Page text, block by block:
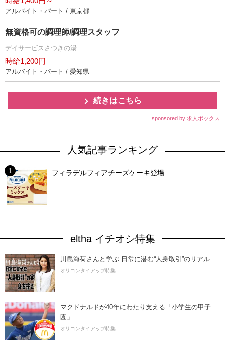
アルバイト・パート / 東京都
無資格可の調理師/調理スタッフ
デイサービスさつきの湯
時給1,200円
アルバイト・パート / 愛知県
続きはこちら
sponsored by 求人ボックス
人気記事ランキング
フィラデルフィアチーズケーキ登場
eltha イチオシ特集
川島海荷さんと学ぶ 日常に潜む“人身取引”のリアル
オリコンタイアップ特集
マクドナルドが40年にわたり支える「小学生の甲子
園」
オリコンタイアップ特集